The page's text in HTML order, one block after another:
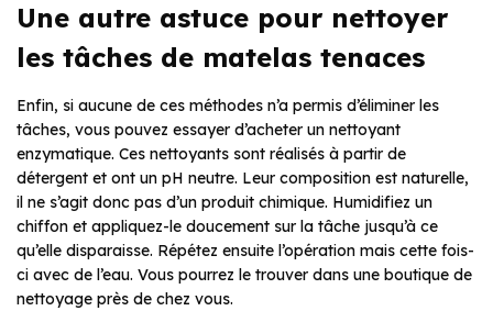
Une autre astuce pour nettoyer
les tâches de matelas tenaces
Enfin, si aucune de ces méthodes n’a permis d’éliminer les
tâches, vous pouvez essayer d’acheter un nettoyant
enzymatique. Ces nettoyants sont réalisés à partir de
détergent et ont un pH neutre. Leur composition est naturelle,
il ne s’agit donc pas d’un produit chimique. Humidifiez un
chiffon et appliquez-le doucement sur la tâche jusqu’à ce
qu’elle disparaisse. Répétez ensuite l’opération mais cette fois-
ci avec de l’eau. Vous pourrez le trouver dans une boutique de
nettoyage près de chez vous.